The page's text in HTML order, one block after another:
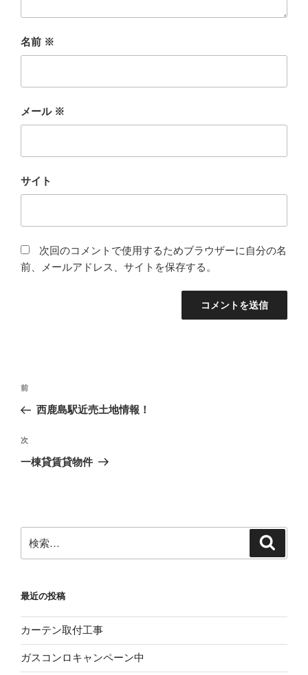
名前 ※
メール ※
サイト
次回のコメントで使用するためブラウザーに自分の名
前、メールアドレス、サイトを保存する。
投
ナ
ビ
ゲ
ン
前
の
稿
前
西鹿島駅近売土地情報！
次
次
一棟貸賃貸物件
索:
最近の投稿
カーテン取付工事
ガスコンロキャンペーン中